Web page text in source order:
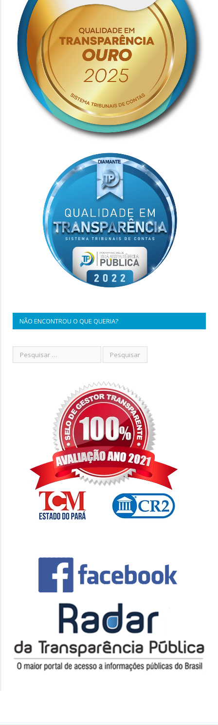
NÃO ENCONTROU O QUE QUERIA?